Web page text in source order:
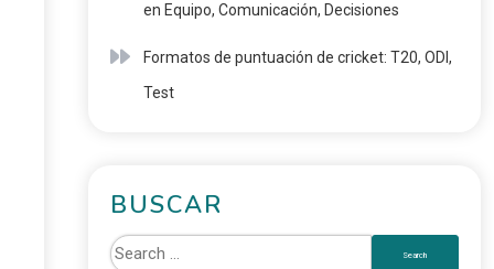
en Equipo, Comunicación, Decisiones
Formatos de puntuación de cricket: T20, ODI,
Test
BUSCAR